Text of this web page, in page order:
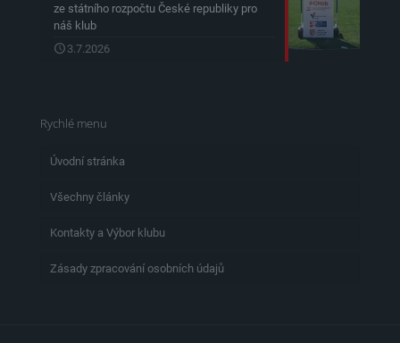
ze státního rozpočtu České republiky pro
náš klub
3.7.2026
Rychlé menu
Úvodní stránka
Všechny články
Kontakty a Výbor klubu
Zásady zpracování osobních údajů